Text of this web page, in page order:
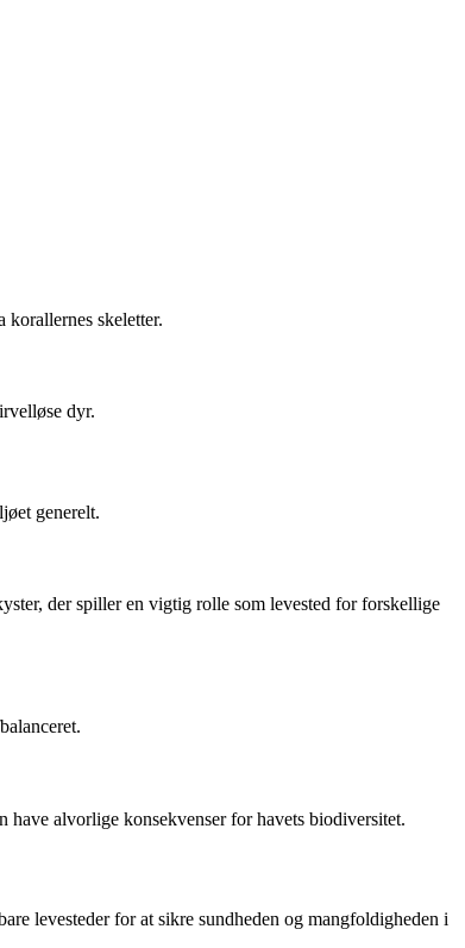
korallernes skeletter.
dyr.
generelt.
der spiller en vigtig rolle som levested for forskellige
alvorlige konsekvenser for havets biodiversitet.
levesteder for at sikre sundheden og mangfoldigheden i